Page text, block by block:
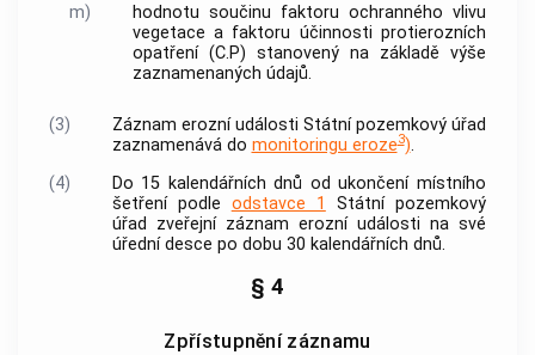
m)
hodnotu součinu faktoru ochranného vlivu
vegetace a faktoru účinnosti protierozních
opatření (C.P) stanovený na základě výše
zaznamenaných údajů.
(3)
Záznam erozní události Státní pozemkový úřad
zaznamenává do monitoringu eroze3).
(4)
Do 15 kalendářních dnů od ukončení místního
šetření podle odstavce 1
Státní pozemkový
úřad zveřejní záznam erozní události na své
úřední desce po dobu 30 kalendářních dnů.
§ 4
Zpřístupnění záznamu